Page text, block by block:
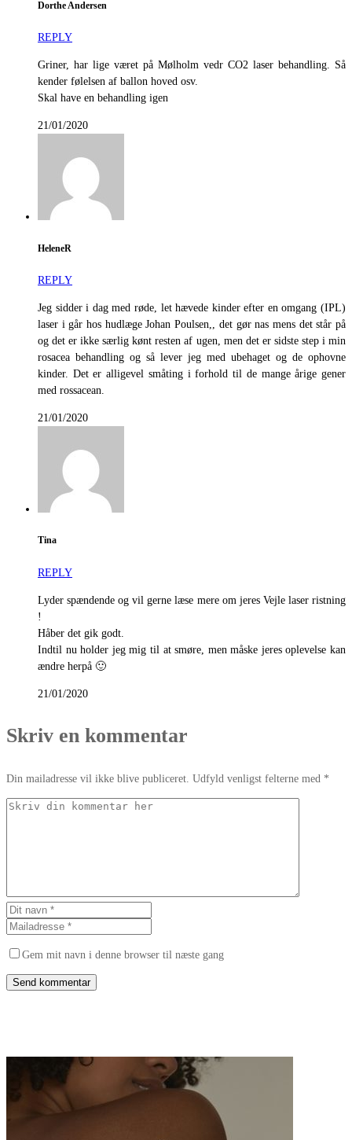
Dorthe Andersen
REPLY
Griner, har lige været på Mølholm vedr CO2 laser behandling. Så
kender følelsen af ballon hoved osv.
Skal have en behandling igen
21/01/2020
HeleneR
REPLY
Jeg sidder i dag med røde, let hævede kinder efter en omgang (IPL)
laser i går hos hudlæge Johan Poulsen,, det gør nas mens det står på
og det er ikke særlig kønt resten af ugen, men det er sidste step i min
rosacea behandling og så lever jeg med ubehaget og de ophovne
kinder. Det er alligevel småting i forhold til de mange årige gener
med rossacean.
21/01/2020
Tina
REPLY
Lyder spændende og vil gerne læse mere om jeres Vejle laser ristning
!
Håber det gik godt.
Indtil nu holder jeg mig til at smøre, men måske jeres oplevelse kan
ændre herpå 🙂
21/01/2020
Skriv en kommentar
Din mailadresse vil ikke blive publiceret. Udfyld venligst felterne med *
Gem mit navn i denne browser til næste gang